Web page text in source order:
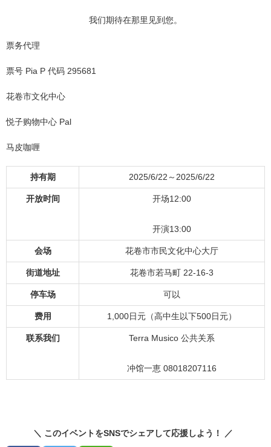
我们期待在那里见到您。
票务代理
票号 Pia P 代码 295681
花卷市文化中心
悦子购物中心 Pal
马皮咖喱
持有期 2025/6/22～2025/6/22
开放时间 开场12:00
开演13:00
会场 花卷市市民文化中心大厅
街道地址 花卷市若马町 22-16-3
停车场 可以
费用 1,000日元（高中生以下500日元）
联系我们 Terra Musico 公共关系
冲馆一恵 08018207116
＼ このイベントをSNSでシェアして応援しよう！ ／